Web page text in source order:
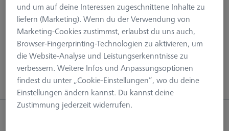
Suchergebnisse für ""
und um auf deine Interessen zugeschnittene Inhalte zu
liefern (Marketing). Wenn du der Verwendung von
Marketing-Cookies zustimmst, erlaubst du uns auch,
Browser-Fingerprinting-Technologien zu aktivieren, um
die Website-Analyse und Leistungserkenntnisse zu
verbessern. Weitere Infos und Anpassungsoptionen
findest du unter „Cookie-Einstellungen“, wo du deine
Einstellungen ändern kannst. Du kannst deine
Zustimmung jederzeit widerrufen.